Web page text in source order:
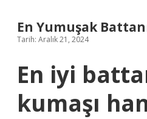
En Yumuşak
Tarih: Aralık 21, 2024
En iyi
kumaşı